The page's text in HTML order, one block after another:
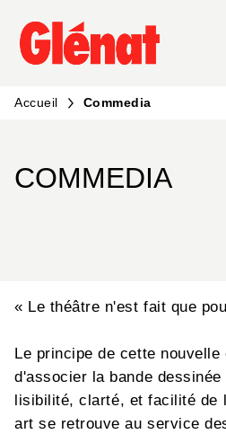
MENU RECHERCHE
PIED DE PAGE
Accueil Commedia
COMMEDIA
« Le théâtre n'est fait que
Le principe de cette
d'associer la bande
lisibilité, clarté, et facilité de
art se retrouve au service